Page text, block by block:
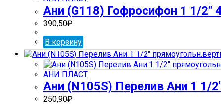
Ани (G118) Гофросифон 1 1/2″
390,50₽
В корзину
АНИ ПЛАСТ
Ани (N105S) Перелив Ани 1 1/
250,90₽